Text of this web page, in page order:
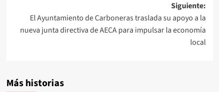
Siguiente:
El Ayuntamiento de Carboneras traslada su apoyo a la
nueva junta directiva de AECA para impulsar la economía
local
Más historias